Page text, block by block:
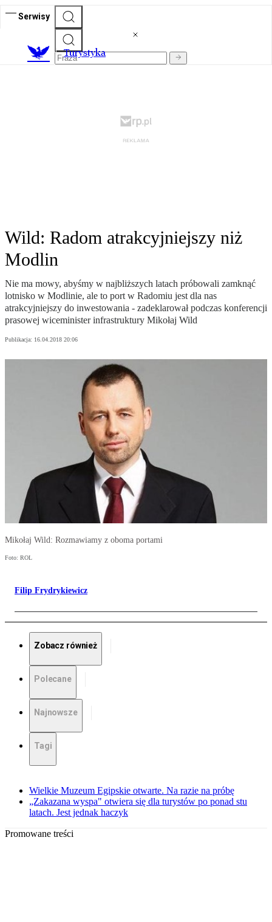
Serwisy
Turystyka
Wild: Radom atrakcyjniejszy niż
Modlin
Nie ma mowy, abyśmy w najbliższych latach próbowali zamknąć
lotnisko w Modlinie, ale to port w Radomiu jest dla nas
atrakcyjniejszy do inwestowania - zadeklarował podczas konferencji
prasowej wiceminister infrastruktury Mikołaj Wild
Publikacja: 16.04.2018 20:06
Mikołaj Wild: Rozmawiamy z oboma portami
Foto: ROL
Filip Frydrykiewicz
Zobacz również
Polecane
Najnowsze
Tagi
Wielkie Muzeum Egipskie otwarte. Na razie na próbę
„Zakazana wyspa" otwiera się dla turystów po ponad stu
latach. Jest jednak haczyk
Promowane treści